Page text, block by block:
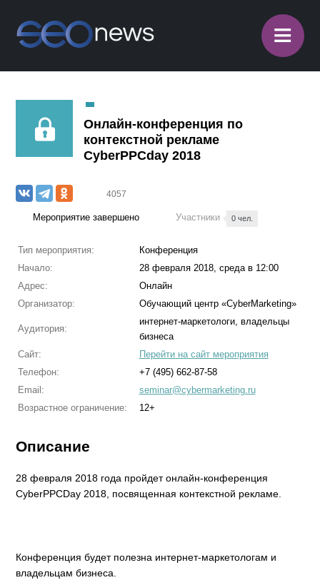
≡
Онлайн-конференция по
контекстной рекламе
CyberPPCday 2018
4057
Мероприятие завершено Участники 0 чел.
Тип мероприятия:
Конференция
Начало:
28 февраля 2018, среда в 12:00
Адрес:
Онлайн
Организатор:
Обучающий центр «CyberMarketing»
Аудитория:
интернет-маркетологи, владельцы
бизнеса
Сайт:
Перейти на сайт мероприятия
Телефон:
+7 (495) 662-87-58
Email:
seminar@cybermarketing.ru
Возрастное ограничение:
12+
Описание
28 февраля 2018 года пройдет онлайн-конференция
CyberPPCDay 2018, посвященная контекстной рекламе.
Конференция будет полезна интернет-маркетологам и
владельцам бизнеса.